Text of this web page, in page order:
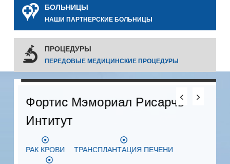
БОЛЬНИЦЫ
НАШИ ПАРТНЕРСКИЕ БОЛЬНИЦЫ
ПРОЦЕДУРЫ
ПЕРЕДОВЫЕ МЕДИЦИНСКИЕ ПРОЦЕДУРЫ
0 0 0
Фортис Мэмориал Рисарчь
Интитут
РАК КРОВИ
ТРАНСПЛАНТАЦИЯ ПЕЧЕНИ